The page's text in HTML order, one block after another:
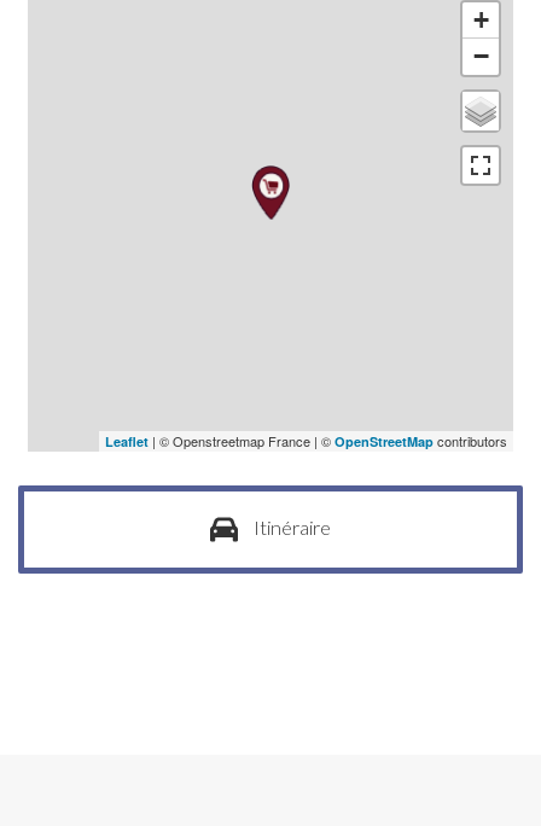
+
−
Leaflet | © Openstreetmap France | © OpenStreetMap contributors
Itinéraire